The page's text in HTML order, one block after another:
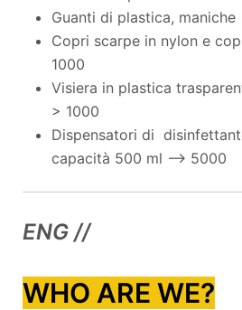
Guanti di plastica, maniche
Copri scarpe in nylon e
1000
Visiera in plastica
> 1000
Dispensatori di
capacità 500 ml --> 5000
ENG //
WHO ARE WE?